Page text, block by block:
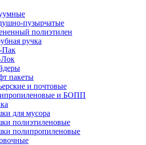
пузырчатые
полиэтилен
ручка
Пак
пакеты
и почтовые
и БОПП
для мусора
полиэтиленовые
полипропиленовые